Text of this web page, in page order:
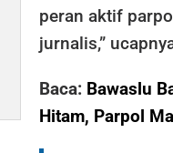
peran aktif
jurnalis,”
Baca: Bawaslu
Hitam, Parpol